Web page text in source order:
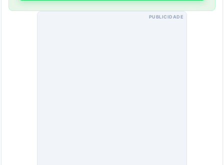
PUBLICIDADE